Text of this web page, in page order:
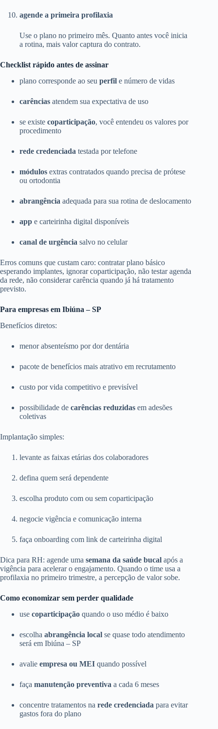
agende a primeira profilaxia
Use o plano no primeiro mês. Quanto antes você inicia
a rotina, mais valor captura do contrato.
Checklist rápido antes de assinar
plano corresponde ao seu perfil e número de vidas
carências atendem sua expectativa de uso
se existe coparticipação, você entendeu os valores por
procedimento
rede credenciada testada por telefone
módulos extras contratados quando precisa de prótese
ou ortodontia
abrangência adequada para sua rotina de deslocamento
app e carteirinha digital disponíveis
canal de urgência salvo no celular
Erros comuns que custam caro: contratar plano básico
esperando implantes, ignorar coparticipação, não testar agenda
da rede, não considerar carência quando já há tratamento
previsto.
Para empresas em Ibiúna – SP
Benefícios diretos:
menor absenteísmo por dor dentária
pacote de benefícios mais atrativo em recrutamento
custo por vida competitivo e previsível
possibilidade de carências reduzidas em adesões
coletivas
Implantação simples:
levante as faixas etárias dos colaboradores
defina quem será dependente
escolha produto com ou sem coparticipação
negocie vigência e comunicação interna
faça onboarding com link de carteirinha digital
Dica para RH: agende uma semana da saúde bucal após a
vigência para acelerar o engajamento. Quando o time usa a
profilaxia no primeiro trimestre, a percepção de valor sobe.
Como economizar sem perder qualidade
use coparticipação quando o uso médio é baixo
escolha abrangência local se quase todo atendimento
será em Ibiúna – SP
avalie empresa ou MEI quando possível
faça manutenção preventiva a cada 6 meses
concentre tratamentos na rede credenciada para evitar
gastos fora do plano